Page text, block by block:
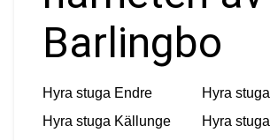
Barlingbo
Hyra stuga Endre Hyra stuga
Hyra stuga Källunge Hyra stuga